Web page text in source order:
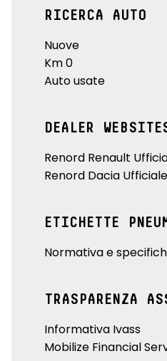
RICERCA AUTO
Nuove
Km 0
Auto usate
DEALER
Renord Renault
Renord Dacia Ufficiale
ETICHETTE
Normativa e
TRASPARENZA
Informativa Ivass
Mobilize Financial